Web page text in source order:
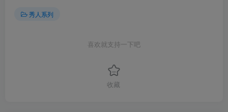
秀人系列
喜欢就支持一下吧
收藏